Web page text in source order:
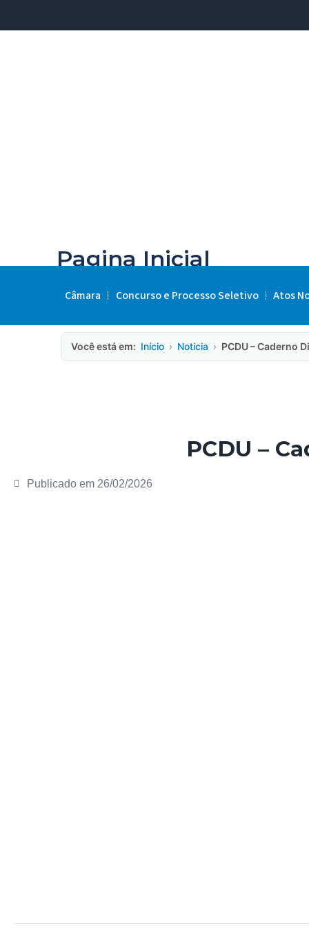
Pagina Inicial
Câmara Concurso e Processo Seletivo Atos
Você está em: Início › Noticia › PCDU – Caderno
PCDU –
Publicado em 26/02/2026